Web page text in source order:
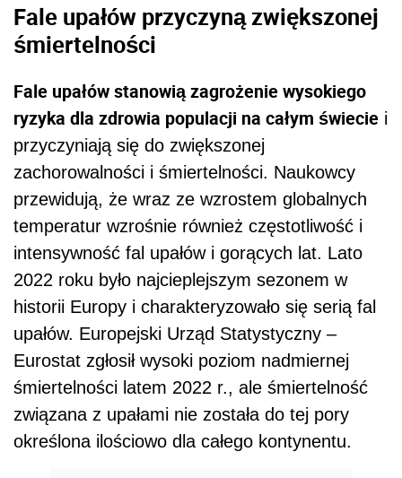
Fale upałów przyczyną zwiększonej
śmiertelności
Fale upałów stanowią zagrożenie wysokiego
ryzyka dla zdrowia populacji na całym świecie i
przyczyniają się do zwiększonej
zachorowalności i śmiertelności. Naukowcy
przewidują, że wraz ze wzrostem globalnych
temperatur wzrośnie również częstotliwość i
intensywność fal upałów i gorących lat. Lato
2022 roku było najcieplejszym sezonem w
historii Europy i charakteryzowało się serią fal
upałów. Europejski Urząd Statystyczny –
Eurostat zgłosił wysoki poziom nadmiernej
śmiertelności latem 2022 r., ale śmiertelność
związana z upałami nie została do tej pory
określona ilościowo dla całego kontynentu.